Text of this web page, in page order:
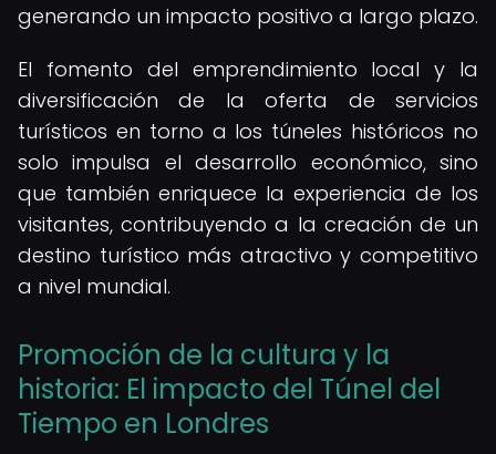
generando un impacto positivo a largo plazo.
El fomento del emprendimiento local y la
diversificación de la oferta de servicios
turísticos en torno a los túneles históricos no
solo impulsa el desarrollo económico, sino
que también enriquece la experiencia de los
visitantes, contribuyendo a la creación de un
destino turístico más atractivo y competitivo
a nivel mundial.
Promoción de la cultura y la
historia: El impacto del Túnel del
Tiempo en Londres